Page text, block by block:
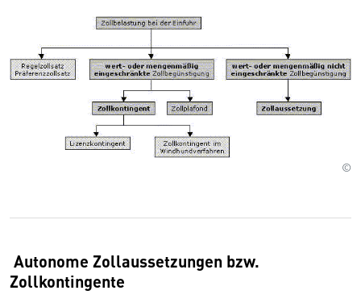
©
Autonome Zollaussetzungen bzw.
Zollkontingente